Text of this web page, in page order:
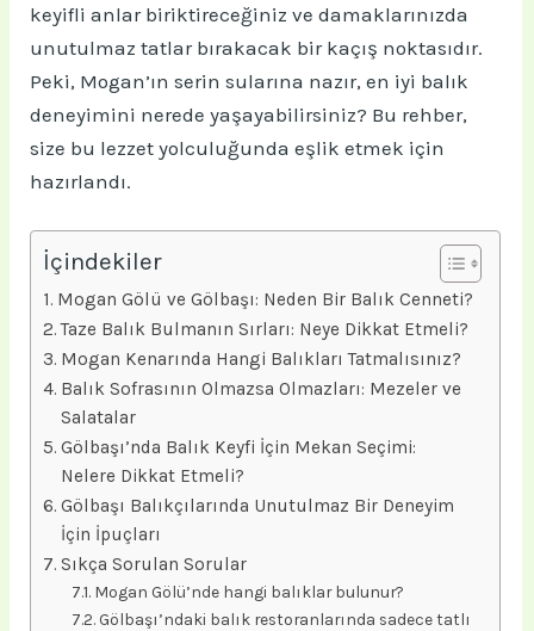
keyifli anlar biriktireceğiniz ve damaklarınızda
unutulmaz tatlar bırakacak bir kaçış noktasıdır.
Peki, Mogan’ın serin sularına nazır, en iyi balık
deneyimini nerede yaşayabilirsiniz? Bu rehber,
size bu lezzet yolculuğunda eşlik etmek için
hazırlandı.
İçindekiler
Mogan Gölü ve Gölbaşı: Neden Bir Balık Cenneti?
Taze Balık Bulmanın Sırları: Neye Dikkat Etmeli?
Mogan Kenarında Hangi Balıkları Tatmalısınız?
Balık Sofrasının Olmazsa Olmazları: Mezeler ve
Salatalar
Gölbaşı’nda Balık Keyfi İçin Mekan Seçimi:
Nelere Dikkat Etmeli?
Gölbaşı Balıkçılarında Unutulmaz Bir Deneyim
İçin İpuçları
Sıkça Sorulan Sorular
Mogan Gölü’nde hangi balıklar bulunur?
Gölbaşı’ndaki balık restoranlarında sadece tatlı